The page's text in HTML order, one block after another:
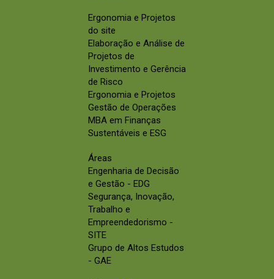
Ergonomia e Projetos
do site
Elaboração e Análise de
Projetos de
Investimento e Gerência
de Risco
Ergonomia e Projetos
Gestão de Operações
MBA em Finanças
Sustentáveis e ESG
Áreas
Engenharia de Decisão
e Gestão - EDG
Segurança, Inovação,
Trabalho e
Empreendedorismo -
SITE
Grupo de Altos Estudos
- GAE